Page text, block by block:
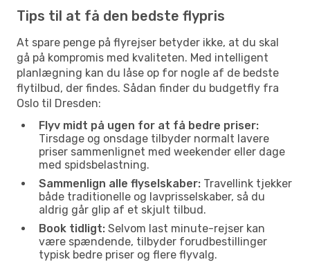
Tips til at få den bedste flypris
At spare penge på flyrejser betyder ikke, at du skal
gå på kompromis med kvaliteten. Med intelligent
planlægning kan du låse op for nogle af de bedste
flytilbud, der findes. Sådan finder du budgetfly fra
Oslo til Dresden:
Flyv midt på ugen for at få bedre priser:
Tirsdage og onsdage tilbyder normalt lavere
priser sammenlignet med weekender eller dage
med spidsbelastning.
Sammenlign alle flyselskaber: Travellink tjekker
både traditionelle og lavprisselskaber, så du
aldrig går glip af et skjult tilbud.
Book tidligt: Selvom last minute-rejser kan
være spændende, tilbyder forudbestillinger
typisk bedre priser og flere flyvalg.